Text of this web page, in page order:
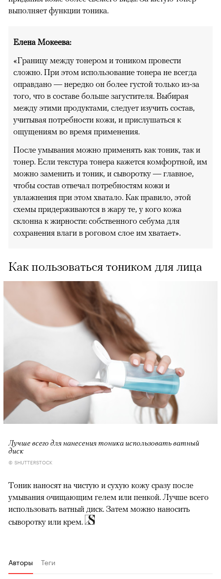
выполняет функции тоника.
Елена Мокеева:
«Границу между тонером и тоником провести
сложно. При этом использование тонера не всегда
оправдано — нередко он более густой только из-за
того, что в составе больше загустителя. Выбирая
между этими продуктами, следует изучить состав,
учитывая потребности кожи, и прислушаться к
ощущениям во время применения.
После умывания можно применять как тоник, так и
тонер. Если текстура тонера кажется комфортной, им
можно заменить и тоник, и сыворотку — главное,
чтобы состав отвечал потребностям кожи и
увлажнения при этом хватало. Как правило, этой
схемы придерживаются в жару те, у кого кожа
склонна к жирности: собственного себума для
сохранения влаги в роговом слое им хватает».
Как пользоваться тоником для лица
Лучше всего для нанесения тоника использовать ватный
диск
© SHUTTERSTOCK
Тоник наносят на чистую и сухую кожу сразу после
умывания очищающим гелем или пенкой. Лучше всего
использовать ватный диск. Затем можно наносить
сыворотку или крем.
Авторы Теги